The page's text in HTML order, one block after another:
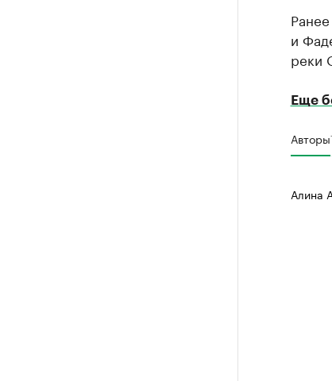
и
реки
Еще
Авторы
Алина